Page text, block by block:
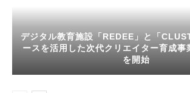
デジタル教育施設「REDEE」と「
ースを活用した次代クリエイター育成事
を開始